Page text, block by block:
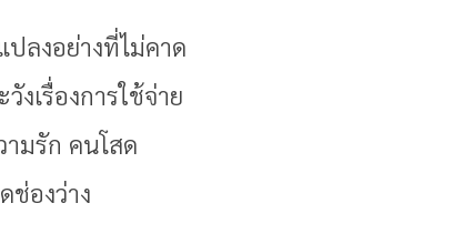
ลงอย่างที่ไม่คาด
งเรื่องการใช้จ่าย
มรัก คนโสด
องว่าง